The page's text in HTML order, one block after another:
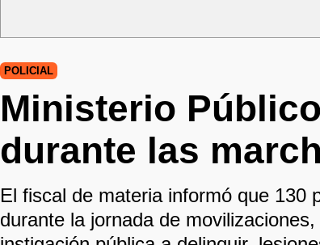
POLICIAL
Ministerio
durante las
El fiscal de materia informó que 130
durante la jornada de